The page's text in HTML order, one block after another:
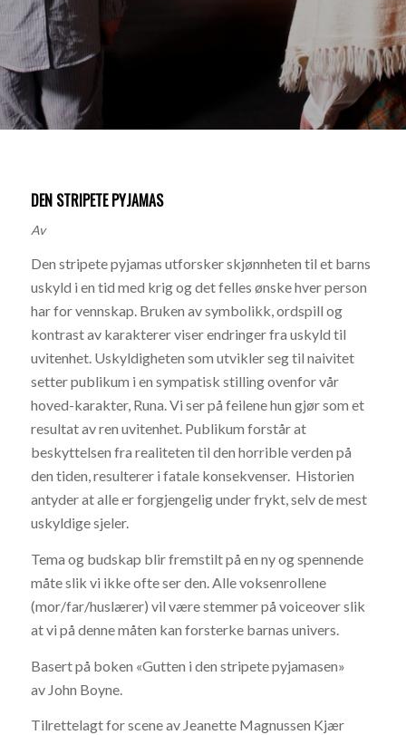
DEN STRIPETE PYJAMAS
Av
Den stripete pyjamas utforsker skjønnheten til et barns
uskyld i en tid med krig og det felles ønske hver person
har for vennskap. Bruken av symbolikk, ordspill og
kontrast av karakterer viser endringer fra uskyld til
uvitenhet. Uskyldigheten som utvikler seg til naivitet
setter publikum i en sympatisk stilling ovenfor vår
hoved-karakter, Runa. Vi ser på feilene hun gjør som et
resultat av ren uvitenhet. Publikum forstår at
beskyttelsen fra realiteten til den horrible verden på
den tiden, resulterer i fatale konsekvenser. Historien
antyder at alle er forgjengelig under frykt, selv de mest
uskyldige sjeler.
Tema og budskap blir fremstilt på en ny og spennende
måte slik vi ikke ofte ser den. Alle voksenrollene
(mor/far/huslærer) vil være stemmer på voiceover slik
at vi på denne måten kan forsterke barnas univers.
Basert på boken «Gutten i den stripete pyjamasen»
av John Boyne.
Tilrettelagt for scene av Jeanette Magnussen Kjær